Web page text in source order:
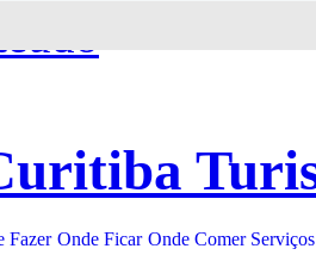
Fazer Onde Ficar Onde Comer Serviços